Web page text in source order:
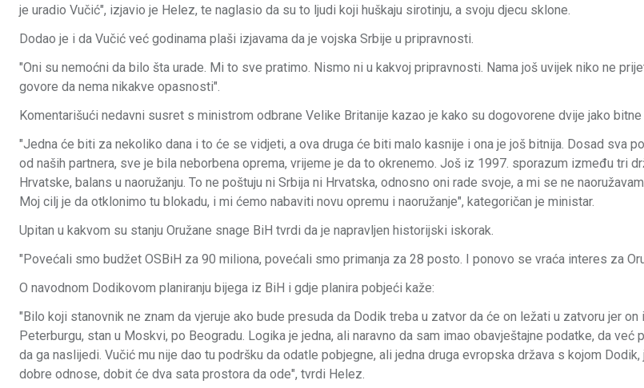
je uradio Vučić", izjavio je Helez, te naglasio da su to ljudi koji huškaju sirotinju, a svoju djecu sklone.
Dodao je i da Vučić već godinama plaši izjavama da je vojska Srbije u pripravnosti.
"Oni su nemoćni da bilo šta urade. Mi to sve pratimo. Nismo ni u kakvoj pripravnosti. Nama još uvijek niko ne
govore da nema nikakve opasnosti".
Komentarišući nedavni susret s ministrom odbrane Velike Britanije kazao je kako su dogovorene dvije jako bitne
"Jedna će biti za nekoliko dana i to će se vidjeti, a ova druga će biti malo kasnije i ona je još bitnija. Dosad sva
od naših partnera, sve je bila neborbena oprema, vrijeme je da to okrenemo. Još iz 1997. sporazum između tri
Hrvatske, balans u naoružanju. To ne poštuju ni Srbija ni Hrvatska, odnosno oni rade svoje, a mi se ne
Moj cilj je da otklonimo tu blokadu, i mi ćemo nabaviti novu opremu i naoružanje", kategoričan je ministar.
Upitan u kakvom su stanju Oružane snage BiH tvrdi da je napravljen historijski iskorak.
"Povećali smo budžet OSBiH za 90 miliona, povećali smo primanja za 28 posto. I ponovo se vraća interes za
O navodnom Dodikovom planiranju bijega iz BiH i gdje planira pobjeći kaže:
"Bilo koji stanovnik ne znam da vjeruje ako bude presuda da Dodik treba u zatvor da će on ležati u zatvoru jer on
Peterburgu, stan u Moskvi, po Beogradu. Logika je jedna, ali naravno da sam imao obavještajne podatke, da već
da ga naslijedi. Vučić mu nije dao tu podršku da odatle pobjegne, ali jedna druga evropska država s kojom
dobre odnose, dobit će dva sata prostora da ode", tvrdi Helez.